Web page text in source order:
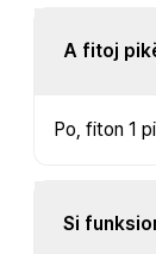
A fitoj
Po, fiton 1
Si